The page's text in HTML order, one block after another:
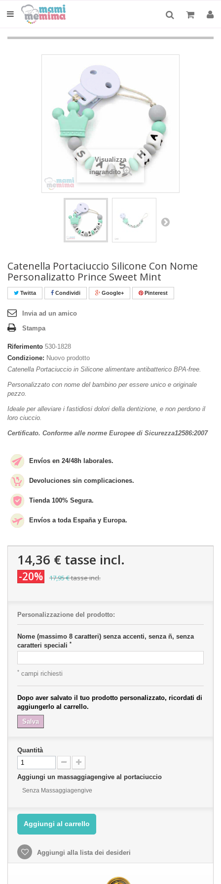
Visualizza
ingrandito
Catenella Portaciuccio Silicone Con Nome
Personalizatto Prince Sweet Mint
Twitta Condividi Google+ Pinterest
Invia ad un amico
Stampa
Riferimento 530-1828
Condizione: Nuovo prodotto
Catenella Portaciuccio in Silicone alimentare antibatterico BPA-free.
Personalizzato con nome del bambino per essere unico e originale
pezzo.
Ideale per alleviare i fastidiosi dolori della dentizione, e non perdono il
loro ciuccio.
Certificato. Conforme alle norme Europee di Sicurezza12586:2007
Envíos en 24/48h laborales.
Devoluciones sin complicaciones.
Tienda 100% Segura.
Envíos a toda España y Europa.
14,36 € tasse incl.
-20% 17,95 €tasse incl.
Personalizzazione del prodotto:
Nome (massimo 8 caratteri) senza accenti, senza ñ, senza
caratteri speciali *
* campi richiesti
Dopo aver salvato il tuo prodotto personalizzato, ricordati di
aggiungerlo al carrello.
Salva
Quantità
Aggiungi un massaggiagengive al portaciuccio
Senza Massaggiagengive
Aggiungi al carrello
Aggiungi alla lista dei desideri